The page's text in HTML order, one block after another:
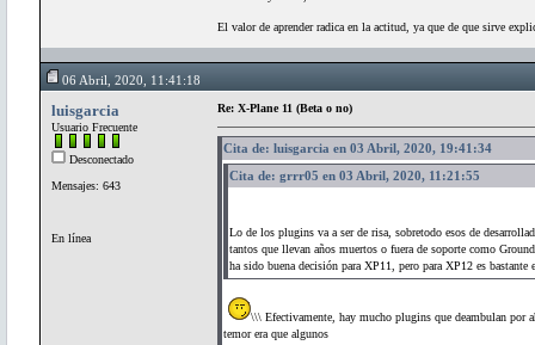
El valor de aprender radica en la actitud, ya que de que sirve
06 Abril, 2020, 11:41:18
luisgarcia
Usuario Frecuente
Desconectado
Mensajes: 643
En línea
Re: X-Plane 11 (Beta o no)
Cita de: luisgarcia en 03 Abril, 2020, 19:41:34
Cita de: grrr05 en 03 Abril, 2020, 11:21:55
Lo de los plugins va a ser de risa, sobretodo esos de
tantos que llevan años muertos o fuera de soporte como
ha sido buena decisión para XP11, pero para XP12 es bastante
\\\ Efectivamente, hay mucho plugins que deambulan por
temor era que algunos